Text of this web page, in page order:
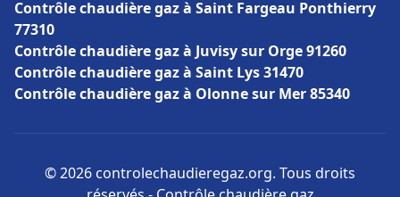
Contrôle chaudière gaz à Saint Fargeau Ponthierry
77310
Contrôle chaudière gaz à Juvisy sur Orge 91260
Contrôle chaudière gaz à Saint Lys 31470
Contrôle chaudière gaz à Olonne sur Mer 85340
© 2026 controlechaudieregaz.org. Tous droits